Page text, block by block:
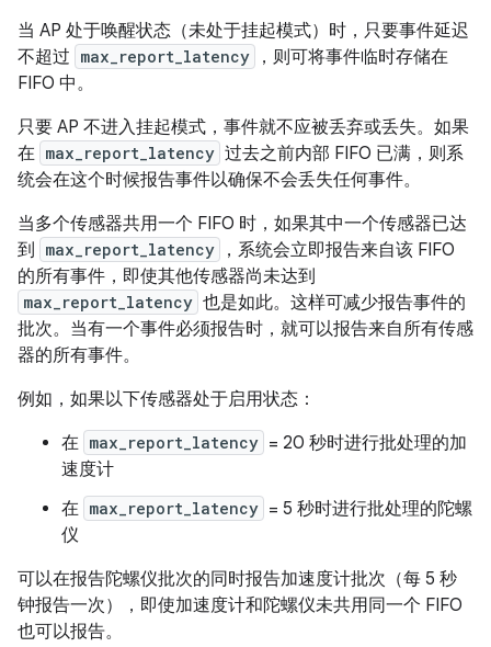
当 AP 处于唤醒状态（未处于挂起模式）时，只要事件延迟
不超过 max_report_latency
，则可将事件临时存储在
FIFO 中。
只要 AP 不进入挂起模式，事件就不应被丢弃或丢失。如果
在 max_report_latency 过去之前内部 FIFO 已满，则系
统会在这个时候报告事件以确保不会丢失任何事件。
当多个传感器共用一个 FIFO 时，如果其中一个传感器已达
到
max_report_latency
，系统会立即报告来自该 FIFO
的所有事件，即使其他传感器尚未达到
max_report_latency 也是如此。这样可减少报告事件的
批次。当有一个事件必须报告时，就可以报告来自所有传感
器的所有事件。
例如，如果以下传感器处于启用状态：
在 max_report_latency = 20 秒时进行批处理的加
速度计
在 max_report_latency = 5 秒时进行批处理的陀螺
仪
可以在报告陀螺仪批次的同时报告加速度计批次（每 5 秒
钟报告一次），即使加速度计和陀螺仪未共用同一个 FIFO
也可以报告。